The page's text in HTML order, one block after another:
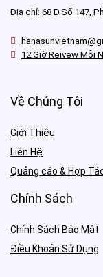
Địa chỉ: 68 Đ.Số 147,
12 Giờ Reivew Mỗi
Về Chúng Tôi
Giới Thiệu
Liên Hệ
Quảng cáo & Hợp
Chính Sách
Chính Sách Bảo Mật
Điều Khoản Sử Dụng